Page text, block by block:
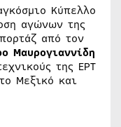
Κύπελλο
αγώνων της
από τον
Μαυρογιαννίδη
της ΕΡΤ
Μεξικό και